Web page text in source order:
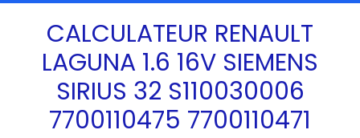
CALCULATEUR RENAULT
LAGUNA 1.6 16V SIEMENS
SIRIUS 32 S110030006
7700110475 7700110471